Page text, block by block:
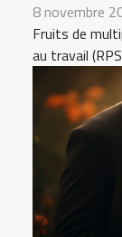
8 novembre
Fruits de
au travail